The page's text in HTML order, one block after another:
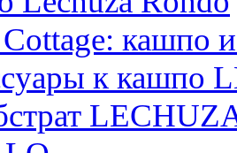
кашпо
к кашпо